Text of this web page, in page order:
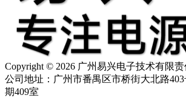
Copyright © 2026 广州易兴电子技术有限责
公司地址：广州市番禺区市桥街大北路
期409室